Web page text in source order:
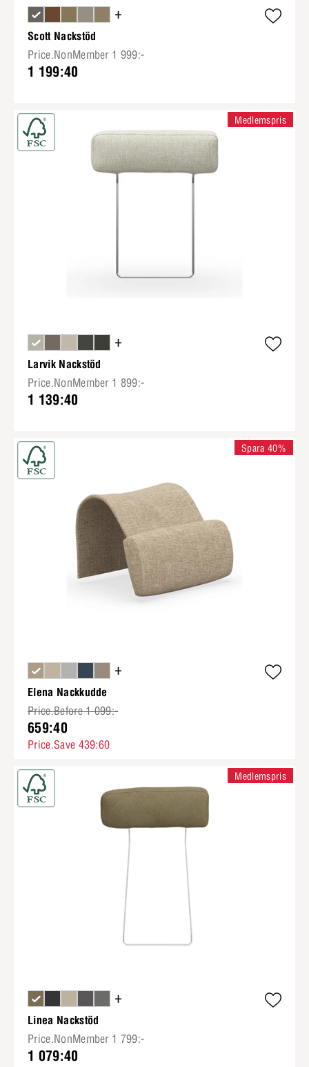
+
Scott Nackstöd
Price.NonMember 1 999:-
1 199:40
+
Larvik Nackstöd
Price.NonMember 1 899:-
1 139:40
Medlemspris
+
Elena Nackkudde
Price.Before 1 099:-
659:40
Price.Save 439:60
Spara 40%
+
Linea Nackstöd
Price.NonMember 1 799:-
1 079:40
Medlemspris